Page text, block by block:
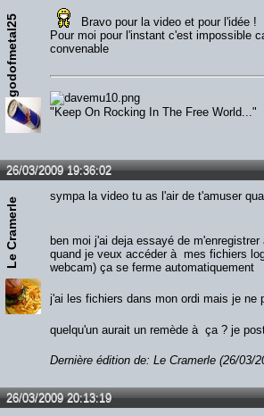
godofmetal25
Bravo pour la video et pour l'idée !
Pour moi pour l'instant c'est impossible
convenable
"Keep On Rocking In The Free World..."
26/03/2009 19:36:02
Le Cramerle
sympa la video tu as l'air de t'amuser
ben moi j'ai deja essayé de
quand je veux accéder à mes fichiers
webcam) ça se ferme automatiquement
j'ai les fichiers dans mon ordi mais je ne
quelqu'un aurait un remède à ça ? je
Dernière édition de: Le Cramerle (26/03/
26/03/2009 20:13:19